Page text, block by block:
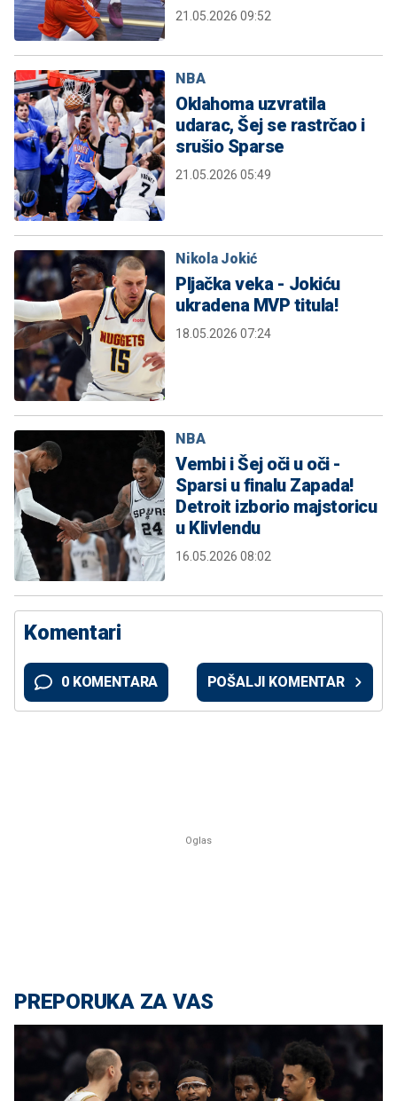
21.05.2026 09:52
NBA
Oklahoma uzvratila
udarac, Šej se rastrčao i
srušio Sparse
21.05.2026 05:49
Nikola Jokić
Pljačka veka - Jokiću
ukradena MVP titula!
18.05.2026 07:24
NBA
Vembi i Šej oči u oči -
Sparsi u finalu Zapada!
Detroit izborio majstoricu
u Klivlendu
16.05.2026 08:02
Komentari
0 KOMENTARA POŠALJI KOMENTAR
PREPORUKA ZA VAS